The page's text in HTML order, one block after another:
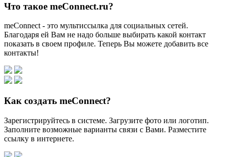
Что такое meConnect.ru?
meConnect - это мультиссылка для социальных сетей.
Благодаря ей Вам не надо больше выбирать какой контакт
показать в своем профиле. Теперь Вы можете добавить все
контакты!
Как создать meConnect?
Зарегистрируйтесь в системе. Загрузите фото или логотип.
Заполните возможные варианты связи с Вами. Разместите
ссылку в интернете.